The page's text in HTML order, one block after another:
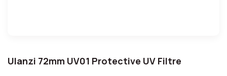
Ulanzi 72mm UV01 Protective UV Filtre